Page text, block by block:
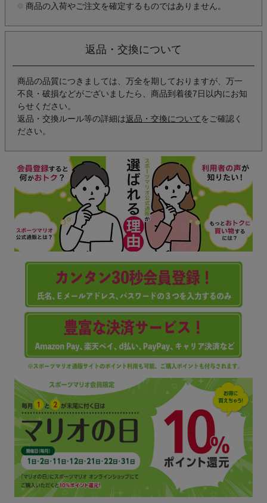
商品の入荷やご注文を確定するものではありません。
返品・交換について
商品の品質につきましては、万全を期しておりますが、万一
不良・破損などがございましたら、商品到着後7日以内にお知
らせください。
返品・交換ルール等の詳細は返品・交換について をご確認く
ださい。